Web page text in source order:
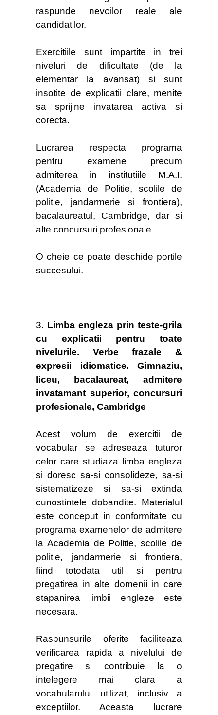
raspunde nevoilor reale ale
candidatilor.
Exercitiile sunt impartite in trei
niveluri de dificultate (de la
elementar la avansat) si sunt
insotite de explicatii clare, menite
sa sprijine invatarea activa si
corecta.
Lucrarea respecta programa
pentru examene precum
admiterea in institutiile M.A.I.
(Academia de Politie, scolile de
politie, jandarmerie si frontiera),
bacalaureatul, Cambridge, dar si
alte concursuri profesionale.
O cheie ce poate deschide portile
succesului.
3. Limba engleza prin teste-grila
cu explicatii pentru toate
nivelurile. Verbe frazale &
expresii idiomatice. Gimnaziu,
liceu, bacalaureat, admitere
invatamant superior, concursuri
profesionale, Cambridge
Acest volum de exercitii de
vocabular se adreseaza tuturor
celor care studiaza limba engleza
si doresc sa-si consolideze, sa-si
sistematizeze si sa-si extinda
cunostintele dobandite. Materialul
este conceput in conformitate cu
programa examenelor de admitere
la Academia de Politie, scolile de
politie, jandarmerie si frontiera,
fiind totodata util si pentru
pregatirea in alte domenii in care
stapanirea limbii engleze este
necesara.
Raspunsurile oferite faciliteaza
verificarea rapida a nivelului de
pregatire si contribuie la o
intelegere mai clara a
vocabularului utilizat, inclusiv a
exceptiilor. Aceasta lucrare